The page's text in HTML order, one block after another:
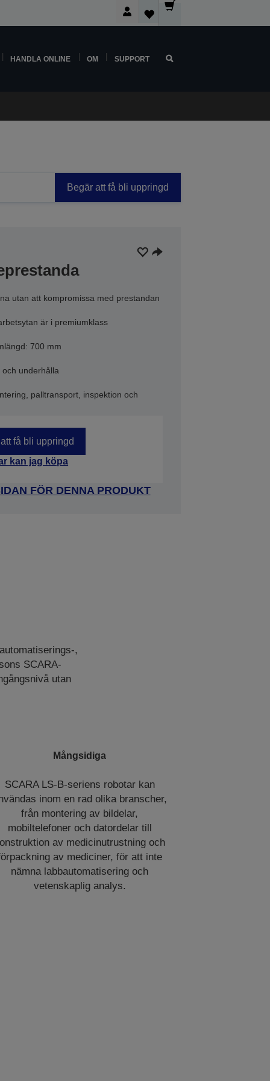
HANDLA ONLINE OM SUPPORT
Begär att få bli uppringd
utan att kompromissa med prestandan
är i premiumklass
700 mm
underhålla
palltransport, inspektion och
få bli uppringd
kan jag köpa
FÖR DENNA PRODUKT
,
SCARA-
utan
Mångsidiga
SCARA LS-B-seriens robotar kan
inom en rad olika branscher,
från montering av bildelar,
mobiltelefoner och datordelar till
av medicinutrustning och
av mediciner, för att inte
nämna labbautomatisering och
vetenskaplig analys.